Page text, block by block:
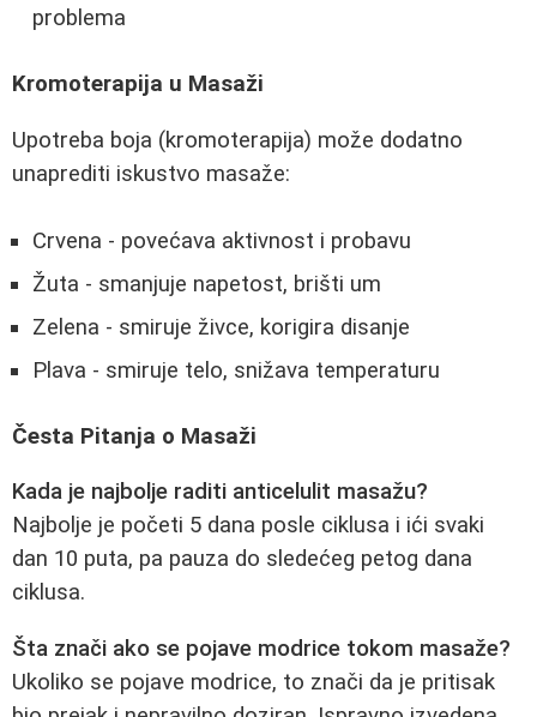
problema
Kromoterapija u Masaži
Upotreba boja (kromoterapija) može dodatno
unaprediti iskustvo masaže:
Crvena - povećava aktivnost i probavu
Žuta - smanjuje napetost, brišti um
Zelena - smiruje živce, korigira disanje
Plava - smiruje telo, snižava temperaturu
Česta Pitanja o Masaži
Kada je najbolje raditi anticelulit masažu?
Najbolje je početi 5 dana posle ciklusa i ići svaki
dan 10 puta, pa pauza do sledećeg petog dana
ciklusa.
Šta znači ako se pojave modrice tokom masaže?
Ukoliko se pojave modrice, to znači da je pritisak